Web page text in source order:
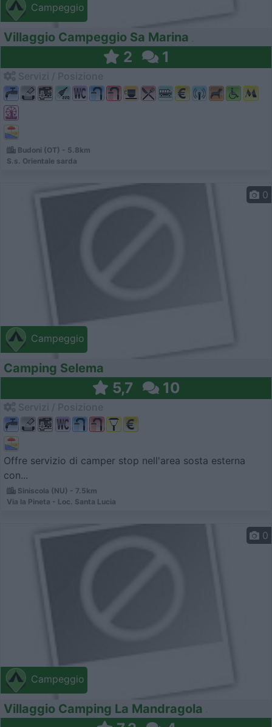
Campeggio
Villaggio Campeggio Sa Marina
2 1
Budoni (OT) - 5.8km
S.s. Orientale sarda
Campeggio
0
Camping Selema
5,7 10
Offre servizio di camper stop nell'area sosta esterna
con...
Siniscola (NU) - 7.5km
Via la Pineta - Loc. Santa Lucia
Campeggio
0
Villaggio Camping La Mandragola